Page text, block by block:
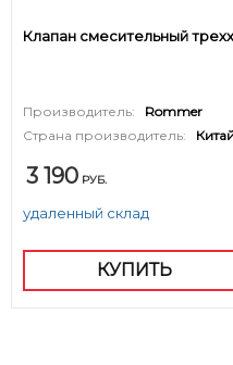
Клапан смесительный
Производитель:
Rommer
Страна производитель:
3 190 РУБ.
удаленный склад
КУПИТЬ